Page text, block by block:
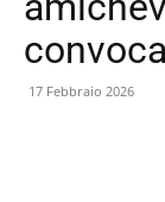
17 Febbraio 2026